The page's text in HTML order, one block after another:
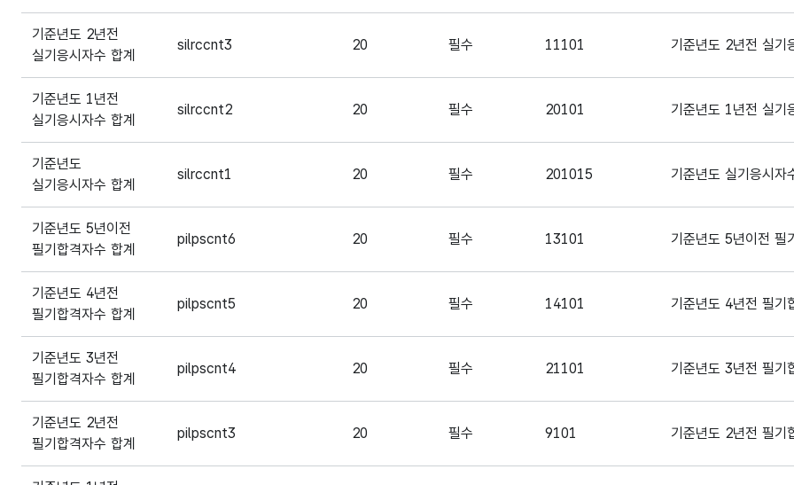
기준년도 2년전
실기응시자수 합계
silrccnt3 20 필수 11101 기준년도 2년전 실기
기준년도 1년전
실기응시자수 합계
silrccnt2 20 필수 20101 기준년도 1년전 실기
기준년도
실기응시자수 합계
silrccnt1 20 필수 201015 기준년도 실기응시자
기준년도 5년이전
필기합격자수 합계
pilpscnt6 20 필수 13101 기준년도 5년이전 필
기준년도 4년전
필기합격자수 합계
pilpscnt5 20 필수 14101 기준년도 4년전 필기
기준년도 3년전
필기합격자수 합계
pilpscnt4 20 필수 21101 기준년도 3년전 필기
기준년도 2년전
필기합격자수 합계
pilpscnt3 20 필수 9101 기준년도 2년전 필기